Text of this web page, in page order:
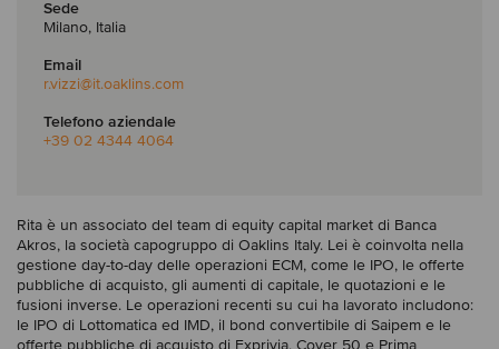
Sede
Milano, Italia
Email
r.vizzi@it.oaklins.com
Telefono aziendale
+39 02 4344 4064
Rita è un associato del team di equity capital market di Banca
Akros, la società capogruppo di Oaklins Italy. Lei è coinvolta nella
gestione day-to-day delle operazioni ECM, come le IPO, le offerte
pubbliche di acquisto, gli aumenti di capitale, le quotazioni e le
fusioni inverse. Le operazioni recenti su cui ha lavorato includono:
le IPO di Lottomatica ed IMD, il bond convertibile di Saipem e le
offerte pubbliche di acquisto di Exprivia, Cover 50 e Prima